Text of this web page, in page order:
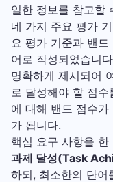
일한 정보를 참고할
네 가지 주요 평가
요 평가 기준과 밴
어로 작성되었습니
명확하게 제시되어
로 달성해야 할 점
에 대해 밴드 점수
가 됩니다.
핵심 요구 사항을
과제 달성(Task
하되, 최소한의 단어